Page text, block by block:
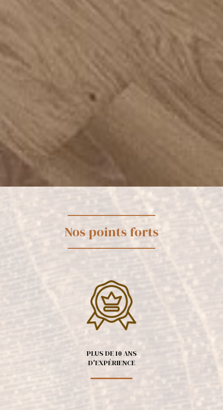
Nos points forts
PLUS DE 10 ANS
D'EXPÉRIENCE